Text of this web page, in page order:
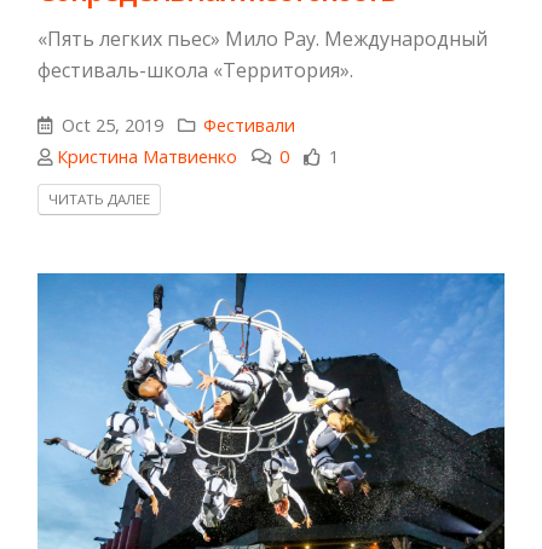
«Пять легких пьес» Мило Рау. Международный
фестиваль-школа «Территория».
Oct 25, 2019
Фестивали
Кристина Матвиенко
0 1
ЧИТАТЬ ДАЛЕЕ